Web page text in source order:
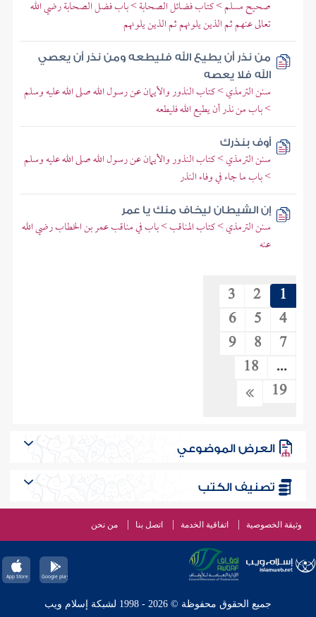
صحيح مسلم > كتاب فضائل الصحابة > باب فضل الصحابة رضي الله
تعالى عنهم ثم الذين يلونهم ثم الذين يلونهم
من نذر أن يطيع الله فليطعه ومن نذر أن يعصي
الله فلا يعصه
سنن الترمذي > كتاب النذور والأيمان عن رسول الله صلى الله عليه وسلم
> باب من نذر أن يطيع الله فليطعه
أوف بنذرك
سنن الترمذي > كتاب النذور والأيمان عن رسول الله صلى الله عليه وسلم
> باب ما جاء في وفاء النذر
إن الشيطان ليخاف منك يا عمر
سنن الترمذي > كتاب المناقب > باب في مناقب عمر بن الخطاب رضي الله
عنه
1
2
3
4
5
6
7
8
9
...
18
19
العرض الموضوعي
تصنيف الكتب
وثيقة الخصوصية اتفاقية الخدمة اتصل بنا من نحن
جميع الحقوق محفوظة © 2026 - 1998 لشبكة إسلام ويب